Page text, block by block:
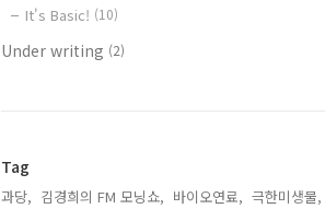
It's Basic! (10)
Under writing (2)
Tag
과당, 김경희의 FM 모닝쇼, 바이오연료, 극한미생물,